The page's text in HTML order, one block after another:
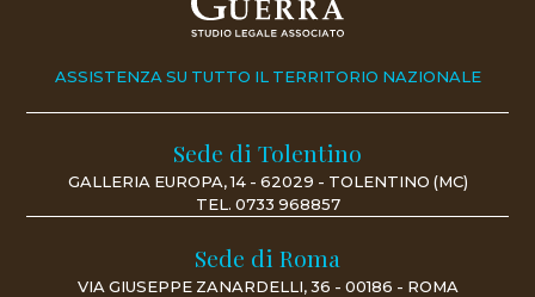
ASSISTENZA SU TUTTO IL TERRITORIO NAZIONALE
Sede di Tolentino
GALLERIA EUROPA, 14 - 62029 - TOLENTINO (MC)
TEL. 0733 968857
Sede di Roma
VIA GIUSEPPE ZANARDELLI, 36 - 00186 - ROMA